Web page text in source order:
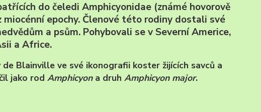
do čeledi Amphicyonidae (známé hovorově
epochy. Členové této rodiny dostali své
a psům. Pohybovali se v Severní Americe,
a Africe.
Blainville ve své ikonografii koster žijících savců a
jako rodAmphicyona druhAmphicyon major.